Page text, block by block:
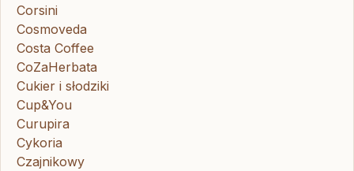
Corsini
Cosmoveda
Costa Coffee
CoZaHerbata
Cukier i słodziki
Cup&You
Curupira
Cykoria
Czajnikowy